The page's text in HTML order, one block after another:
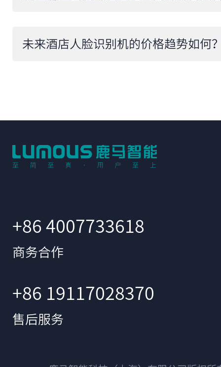
未来酒店人脸识别机的价格趋势如何
+86 4007733618
商务合作
+86 19117028370
售后服务